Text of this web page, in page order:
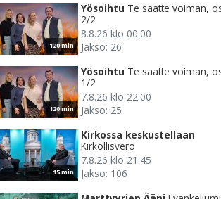
120 min
Yösoihtu Te saatte voiman,
2/2
8.8.26 klo 00.00
Jakso: 26
120 min
Yösoihtu Te saatte voiman,
1/2
7.8.26 klo 22.00
Jakso: 25
15 min
Kirkossa keskustellaan
Kirkollisvero
7.8.26 klo 21.45
Jakso: 106